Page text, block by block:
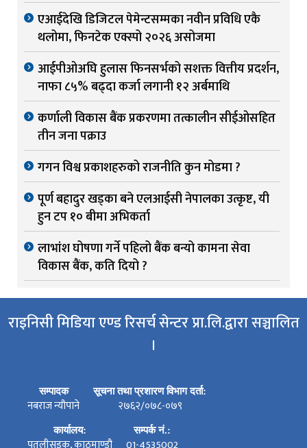
एआईदेखि डिजिटल पेमेन्टसम्मका नवीन प्रविधि एकै
थलोमा, फिनटेक एक्स्पो २०२६ असोजमा
आईपीओअघि हुलास फिनसर्भको सशक्त वित्तीय प्रदर्शन,
नाफा ८५% बढ्दा कर्जा लगानी १२ अर्बमाथि
कर्णाली विकास बैंक प्रकरणमा तत्कालीन सीईओसहित
तीन जना पक्राउ
गगन विश्व प्रकाशहरुको राजनीति कुन मोडमा ?
पूर्ण बहादुर खड्का बने एलआईसी नेपालका उत्कृष्ट, यी
हुन टप १० बीमा अभिकर्ता
लाभांश घोषणा गर्ने पहिलो बैंक बन्यो कामना सेवा
विकास बैंक, कति दियो ?
राइनिसी मिडिया एण्ड रिसर्च सेन्टर प्रा.लि.द्वारा सञ्चालित
।
सम्पादक
नबराज न्यौपाने
सूचना तथा प्रशारण विभाग दर्ता:
२७६२/०७८-०७९
कार्यालय: सम्पर्क नं.: